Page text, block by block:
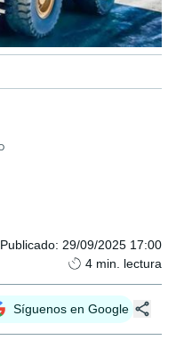
Publicado: 29/09/2025 17:00
4 min. lectura
Síguenos en Google